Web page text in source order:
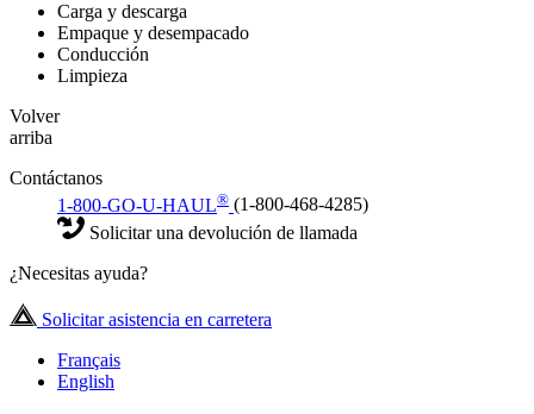
Carga y descarga
Empaque y desempacado
Conducción
Limpieza
Volver
arriba
Contáctanos
1-800-GO-U-HAUL® (1-800-468-4285)
Solicitar una devolución de llamada
¿Necesitas ayuda?
Solicitar asistencia en carretera
Français
English